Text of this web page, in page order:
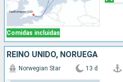
Comidas incluidas
REINO UNIDO, NORUEGA
Norwegian Star 13 d